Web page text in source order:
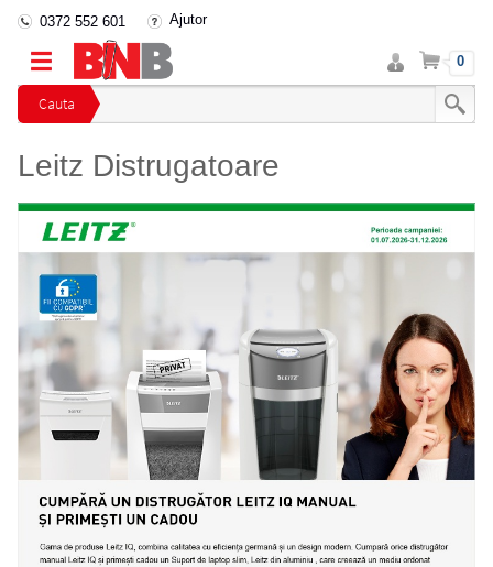
Cauta
0372 552 601 Ajutor
Intra
in
cont
Cos 0
Leitz Distrugatoare